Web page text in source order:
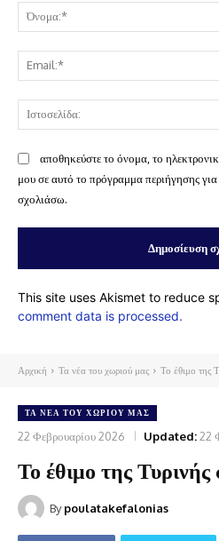
αποθηκεύστε το όνομα, το
μου σε αυτό το πρόγραμμα περιήγησης
σχολιάσω.
This site uses Akismet to reduce
comment data is processed.